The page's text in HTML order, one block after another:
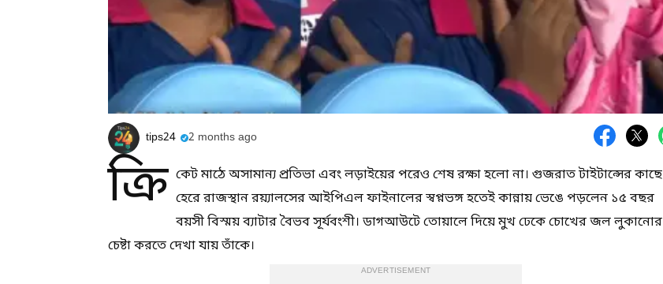
tips24 2 months ago
ক্রি কেট মাঠে অসামান্য প্রতিভা এবং লড়াইয়ের পরেও শেষ রক্ষা হলো না। গুজরাত টাইটান্সের কাছে
হেরে রাজস্থান রয়্যালসের আইপিএল ফাইনালের স্বপ্নভঙ্গ হতেই কান্নায় ভেঙে পড়লেন ১৫ বছর
বয়সী বিস্ময় ব্যাটার বৈভব সূর্যবংশী। ডাগআউটে তোয়ালে দিয়ে মুখ ঢেকে চোখের জল লুকানোর
চেষ্টা করতে দেখা যায় তাঁকে।
ADVERTISEMENT